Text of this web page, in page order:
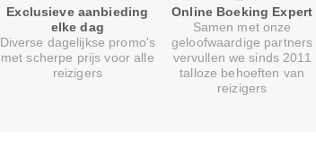
Exclusieve aanbieding
elke dag
Diverse dagelijkse promo's
met scherpe prijs voor alle
reizigers
Online Boeking Expert
Samen met onze
geloofwaardige partners
vervullen we sinds 2011
talloze behoeften van
reizigers